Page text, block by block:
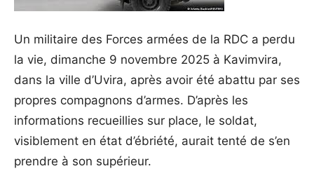
Un militaire des Forces armées de la RDC a perdu
la vie, dimanche 9 novembre 2025 à Kavimvira,
dans la ville d’Uvira, après avoir été abattu par ses
propres compagnons d’armes. D’après les
informations recueillies sur place, le soldat,
visiblement en état d’ébriété, aurait tenté de s’en
prendre à son supérieur.